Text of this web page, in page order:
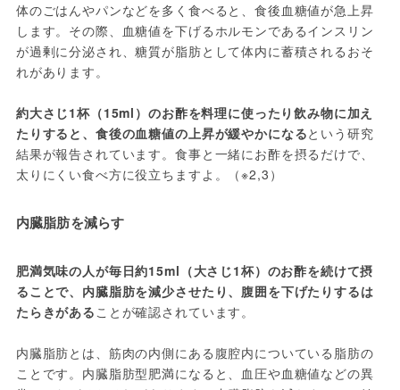
体のごはんやパンなどを多く食べると、食後血糖値が急上昇
します。その際、血糖値を下げるホルモンであるインスリン
が過剰に分泌され、糖質が脂肪として体内に蓄積されるおそ
れがあります。
約大さじ1杯（15ml）のお酢を料理に使ったり飲み物に加え
たりすると、食後の血糖値の上昇が緩やかになるという研究
結果が報告されています。食事と一緒にお酢を摂るだけで、
太りにくい食べ方に役立ちますよ。（※2,3）
内臓脂肪を減らす
肥満気味の人が毎日約15ml（大さじ1杯）のお酢を続けて摂
ることで、内臓脂肪を減少させたり、腹囲を下げたりするは
たらきがあることが確認されています。
内臓脂肪とは、筋肉の内側にある腹腔内についている脂肪の
ことです。内臓脂肪型肥満になると、血圧や血糖値などの異